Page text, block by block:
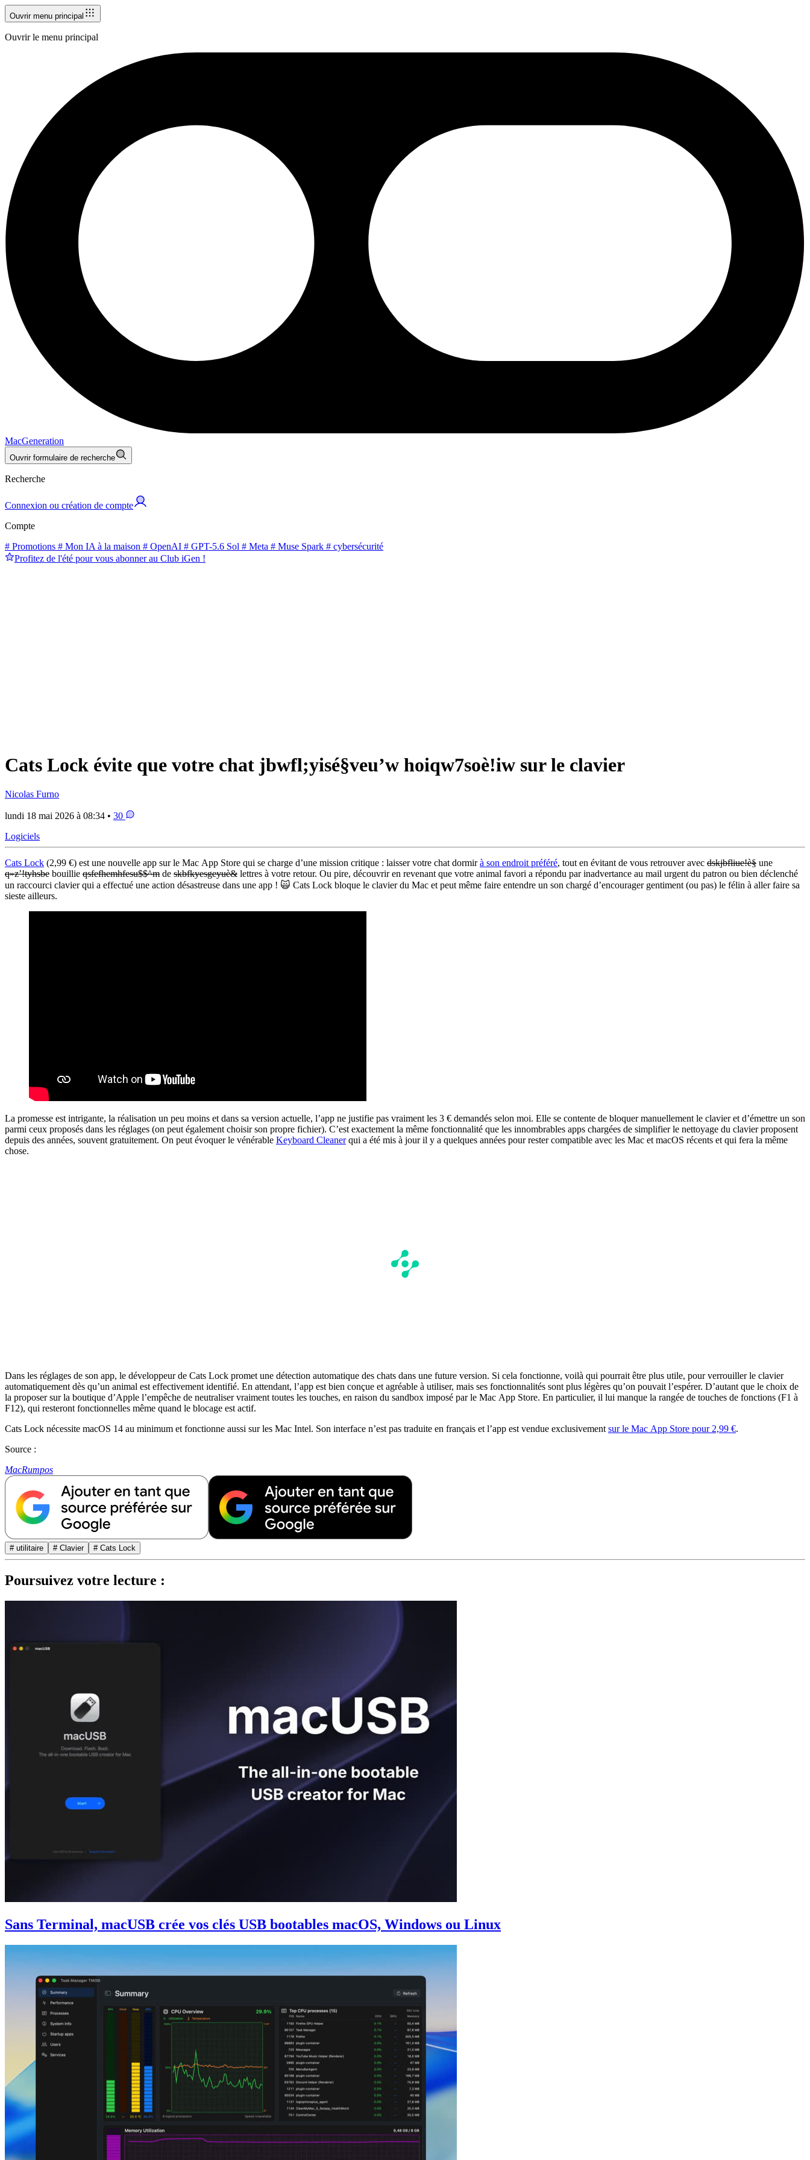
Ouvrir menu principal
Ouvrir le menu principal
MacGeneration
Ouvrir formulaire de recherche
Recherche
Connexion ou création de compte
Compte
# Promotions # Mon IA à la maison # OpenAI # GPT-5.6 Sol # Meta # Muse Spark # cybersécurité
Profitez de l'été pour vous abonner au Club iGen !
Cats Lock évite que votre chat jbwfl;yisé§veu’w hoiqw7soè!iw sur le clavier
Nicolas Furno
lundi 18 mai 2026 à 08:34 • 30
Logiciels
Cats Lock (2,99 €) est une nouvelle app sur le Mac App Store qui se charge d’une mission critique : laisser votre chat dormirà son endroit préféré, tout en évitant de vous retrouver avec dskjbfliue!è§ une
q»z’!tyhsbe bouillie qsfefhemhfesu$$^m de skbfkyesgeyuè& lettres à votre retour. Ou pire, découvrir en revenant que votre animal favori a répondu par inadvertance au mail urgent du patron ou bien déclenché
un raccourci clavier qui a effectué une action désastreuse dans une app ! 🙀 Cats Lock bloque le clavier du Mac et peut même faire entendre un son chargé d’encourager gentiment (ou pas) le félin à aller faire sa
sieste ailleurs.
La promesse est intrigante, la réalisation un peu moins et dans sa version actuelle, l’app ne justifie pas vraiment les 3 € demandés selon moi. Elle se contente de bloquer manuellement le clavier et d’émettre un son
parmi ceux proposés dans les réglages (on peut également choisir son propre fichier). C’est exactement la même fonctionnalité que les innombrables apps chargées de simplifier le nettoyage du clavier proposent
depuis des années, souvent gratuitement. On peut évoquer le vénérable Keyboard Cleanerqui a été mis à jour il y a quelques années pour rester compatible avec les Mac et macOS récents et qui fera la même
chose.
Dans les réglages de son app, le développeur de Cats Lock promet une détection automatique des chats dans une future version. Si cela fonctionne, voilà qui pourrait être plus utile, pour verrouiller le clavier
automatiquement dès qu’un animal est effectivement identifié. En attendant, l’app est bien conçue et agréable à utiliser, mais ses fonctionnalités sont plus légères qu’on pouvait l’espérer. D’autant que le choix de
la proposer sur la boutique d’Apple l’empêche de neutraliser vraiment toutes les touches, en raison du sandbox imposé par le Mac App Store. En particulier, il lui manque la rangée de touches de fonctions (F1 à
F12), qui resteront fonctionnelles même quand le blocage est actif.
Cats Lock nécessite macOS 14 au minimum et fonctionne aussi sur les Mac Intel. Son interface n’est pas traduite en français et l’app est vendue exclusivement sur le Mac App Store pour 2,99 €.
Source :
MacRumpos
# utilitaire # Clavier # Cats Lock
Poursuivez votre lecture :
Sans Terminal, macUSB crée vos clés USB bootables macOS, Windows ou Linux